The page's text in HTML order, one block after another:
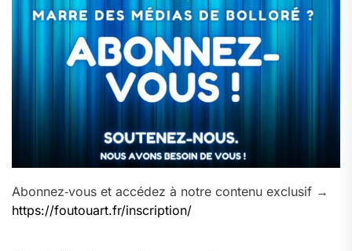
Abonnez‑vous et accédez à notre contenu exclusif →
https://foutouart.fr/inscription/